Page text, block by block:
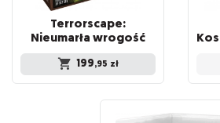
Terrorscape:
Nieumarła wrogość
199,95 zł